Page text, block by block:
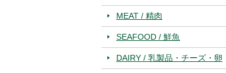
MEAT / 精肉
SEAFOOD / 鮮魚
DAIRY / 乳製品・チーズ・卵